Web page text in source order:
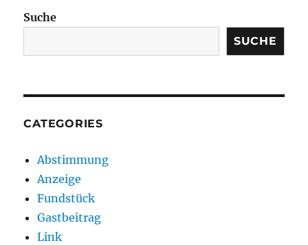
Suche
SUCHE
CATEGORIES
Abstimmung
Anzeige
Fundstück
Gastbeitrag
Link